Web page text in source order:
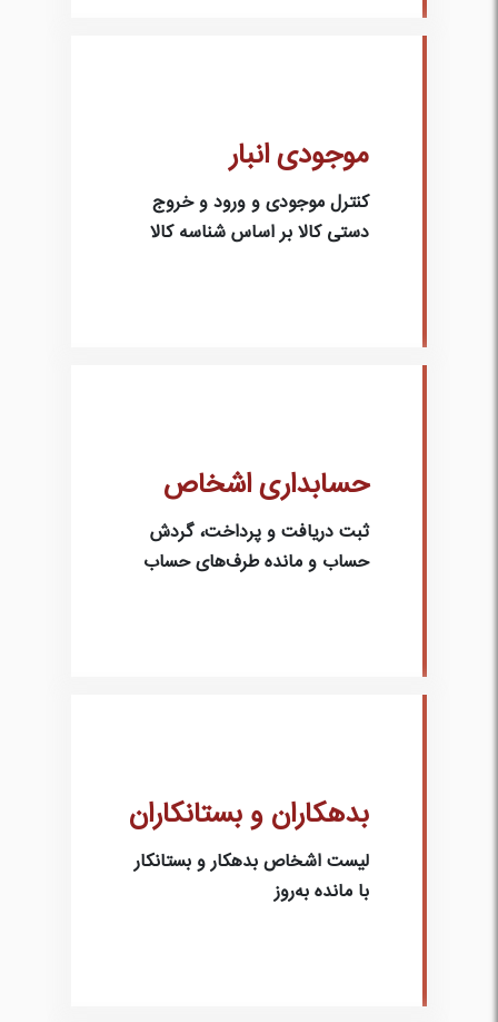
موجودی انبار
کنترل موجودی و ورود و خروج
دستی کالا بر اساس شناسه کالا
حسابداری اشخاص
ثبت دریافت و پرداخت، گردش
حساب و مانده طرف‌های حساب
بدهکاران و بستانکاران
لیست اشخاص بدهکار و بستانکار
با مانده به‌روز